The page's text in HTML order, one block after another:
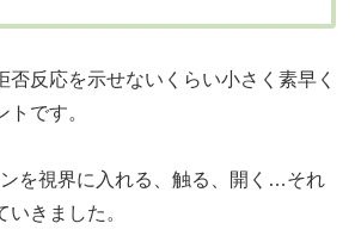
否反応を示せないくらい小さく素早く
です。
を視界に入れる、触る、開く…それ
きました。